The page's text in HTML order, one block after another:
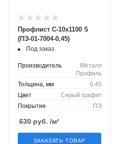
Профлист С-10х1100 S
(ПЭ-01-7004-0,45)
Под заказ
Производитель
Металл
Профиль
Толщина, мм
0.45
Цвет
Серый графит
Покрытие
ПЭ
630руб. /м²
ЗАКАЗАТЬ ТОВАР